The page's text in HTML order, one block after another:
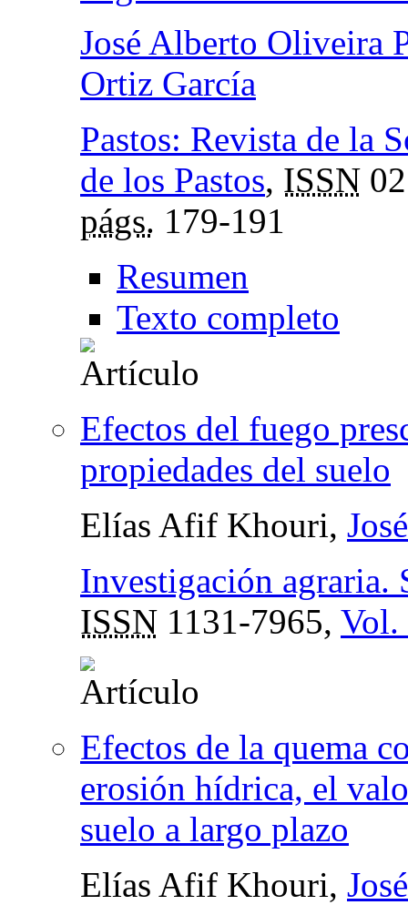
José Alberto Oliveira
Ortiz García
Pastos: Revista de la
de los Pastos, ISSN
págs. 179-191
Resumen
Texto completo
Efectos del fuego
propiedades del suelo
Elías Afif Khouri,
Investigación agraria.
ISSN 1131-7965, Vol.
Efectos de la quema
erosión hídrica, el
suelo a largo plazo
Elías Afif Khouri,